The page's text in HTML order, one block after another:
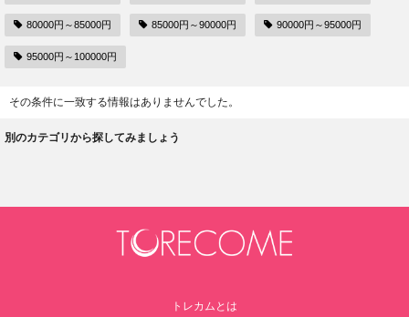
80000円～85000円 85000円～90000円 90000円～95000円
95000円～100000円
その条件に一致する情報はありませんでした。
別のカテゴリから探してみましょう
トレカムとは